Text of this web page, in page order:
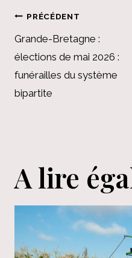
Navigation
de
l’article
PRÉCÉDENT
Grande-Bretagne :
élections de mai 2026 :
funérailles du système
bipartite
A lire